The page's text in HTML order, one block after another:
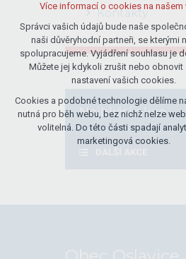
Kontakty
Nejbližsí akce
analytická pro anonymizované
vyhodnocení návštěvnosti
marketingová cookies (Google)
Více informací o cookies na našem
Přijmout všechny cookies
Odmítnout vše
Více informací o cookies na našem
Správci vašich údajů bude naše
naši důvěryhodní partneři, se kterými
spolupracujeme. Vyjádření souhlasu je
Můžete jej kdykoli zrušit nebo obnovit
nastavení vašich cookies.
Cookies a podobné technologie dělíme
nutná pro běh webu, bez nichž nelze
volitelná. Do této části spadají
marketingová cookies.